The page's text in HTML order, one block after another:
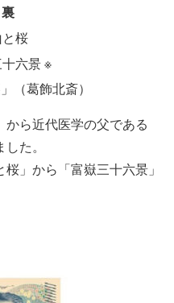
裏
桜
六景 ※
（葛飾北斎）
ら近代医学の父である
た。
桜」から「富嶽三十六景 」